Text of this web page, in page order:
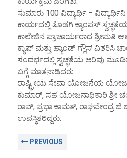
ಸುಮಾರು 100 ವಿದ್ಯಾರ್ಥಿ –
ಕಾರ್ಯದಲ್ಲಿ ತೊಡಗಿ ಕ್ಯಾಂಪಸ್
ಕಾಲೇಜಿನ ಪ್ರಾಚಾರ್ಯರಾದ ಶ್ರೀಮತಿ
ಕ್ಯಾಪ್ ಮತ್ತು ಹ್ಯಾಂಡ್ ಗ್ಲೌಸ್ ವಿತರಿಸಿ
ಸಂದರ್ಭದಲ್ಲಿ ಸ್ವಚ್ಛತೆಯ ಅರಿವು
ಬಗ್ಗೆ ಮಾತನಾಡಿದರು.
ರಾಷ್ಟ್ರೀಯ ಸೇವಾ ಯೋಜನೆಯ
ಕುಮಾರ್, ಸಹ ಯೋಜನಾಧಿಕಾರಿ ಶ್ರೀ
ರಾವ್, ಪ್ರಭಾ ಕಾಮತ್, ರಾಘವೇಂದ್ರ
ಉಪಸ್ಥಿತರಿದ್ದರು.
PREVIOUS